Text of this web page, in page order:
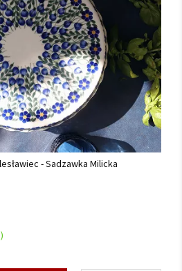
- Sadzawka Milicka